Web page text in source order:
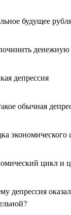
будущее
денежную
депрессия
обычная
экономического
цикл и
депрессия